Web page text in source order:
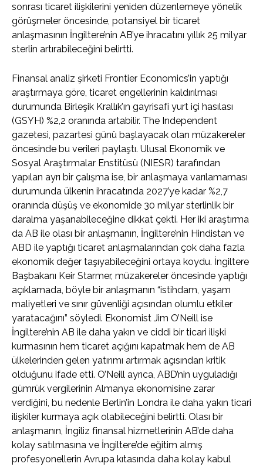
sonrası ticaret ilişkilerini yeniden düzenlemeye yönelik
görüşmeler öncesinde, potansiyel bir ticaret
anlaşmasının İngiltere’nin AB’ye ihracatını yıllık 25 milyar
sterlin artırabileceğini belirtti.
Finansal analiz şirketi Frontier Economics’in yaptığı
araştırmaya göre, ticaret engellerinin kaldırılması
durumunda Birleşik Krallık’ın gayrisafi yurt içi hasılası
(GSYH) %2,2 oranında artabilir. The Independent
gazetesi, pazartesi günü başlayacak olan müzakereler
öncesinde bu verileri paylaştı. Ulusal Ekonomik ve
Sosyal Araştırmalar Enstitüsü (NIESR) tarafından
yapılan ayrı bir çalışma ise, bir anlaşmaya varılamaması
durumunda ülkenin ihracatında 2027’ye kadar %2,7
oranında düşüş ve ekonomide 30 milyar sterlinlik bir
daralma yaşanabileceğine dikkat çekti. Her iki araştırma
da AB ile olası bir anlaşmanın, İngiltere’nin Hindistan ve
ABD ile yaptığı ticaret anlaşmalarından çok daha fazla
ekonomik değer taşıyabileceğini ortaya koydu. İngiltere
Başbakanı Keir Starmer, müzakereler öncesinde yaptığı
açıklamada, böyle bir anlaşmanın “istihdam, yaşam
maliyetleri ve sınır güvenliği açısından olumlu etkiler
yaratacağını” söyledi. Ekonomist Jim O’Neill ise
İngiltere’nin AB ile daha yakın ve ciddi bir ticari ilişki
kurmasının hem ticaret açığını kapatmak hem de AB
ülkelerinden gelen yatırımı artırmak açısından kritik
olduğunu ifade etti. O’Neill ayrıca, ABD’nin uyguladığı
gümrük vergilerinin Almanya ekonomisine zarar
verdiğini, bu nedenle Berlin’in Londra ile daha yakın ticari
ilişkiler kurmaya açık olabileceğini belirtti. Olası bir
anlaşmanın, İngiliz finansal hizmetlerinin AB’de daha
kolay satılmasına ve İngiltere’de eğitim almış
profesyonellerin Avrupa kıtasında daha kolay kabul